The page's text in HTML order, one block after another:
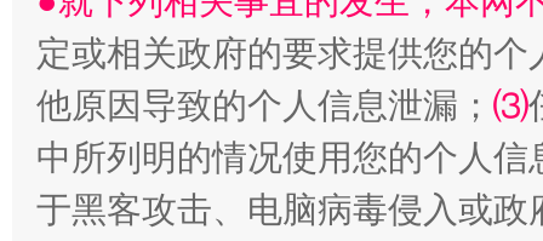
漫山遍野的桃花与雪山、麦地、白藏房 除
定或相关政府的要求提供您的个
他原因导致的个人信息泄漏； ⑶
中所列明的情况使用您的个人
于黑客攻击、电脑病毒侵入或